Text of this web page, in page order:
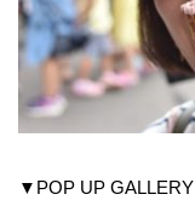
▼POP UP GALLERY